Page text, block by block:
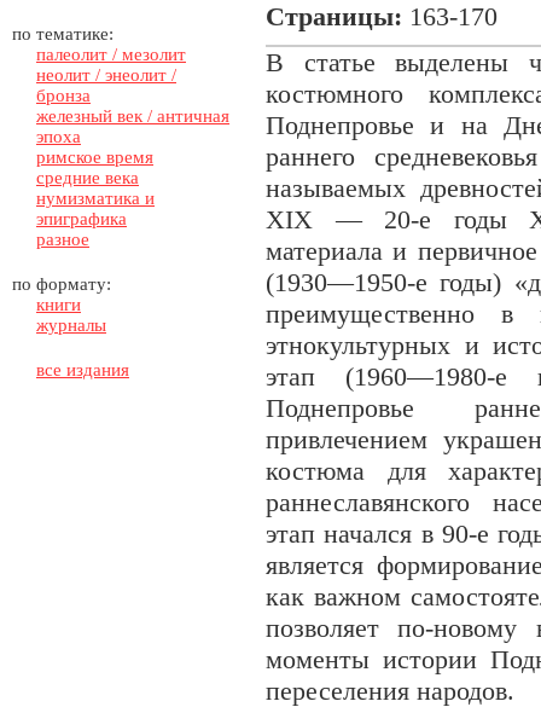
по тематике:
палеолит / мезолит
неолит / энеолит /
бронза
железный век / античная
эпоха
римское время
средние века
нумизматика и
эпиграфика
разное
по формату:
книги
журналы
все издания
Страницы: 163-170
В статье выделены
костюмного
Поднепровье и на
раннего
называемых
XIX — 20-е годы
материала и
(1930—1950-е годы)
преимущественно в
этнокультурных и
этап (1960—1980-
Поднепровье
привлечением
костюма для
раннеславянского
этап начался в 90-е
является
как важном
позволяет по-новому
моменты истории
переселения народов.